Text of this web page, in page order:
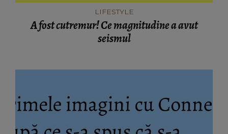
LIFESTYLE
A fost cutremur! Ce magnitudine a avut
seismul